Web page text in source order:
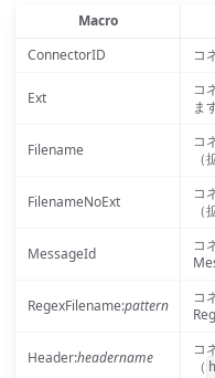
Macro
ConnectorID
コ
Ext
コ
ま
Filename
コ
FilenameNoExt
コ
MessageId
コ
RegexFilename:pattern
コ
Header:headername
コ
（